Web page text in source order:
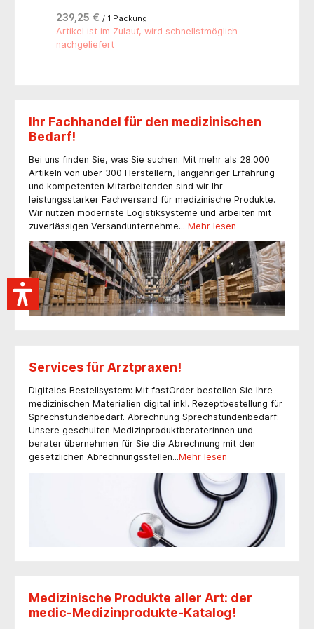
Polyamide können bis zu 10% Wasser binden
Nadeltyp: 3/8-kreisförmig, schneidende Nadel 18
mm.
132,66 € / 1 Packung
Artikel ist im Zulauf, wird schnellstmöglich
nachgeliefert
Ihr Fachhandel für den medizinischen
Bedarf!
Bei uns finden Sie, was Sie suchen. Mit mehr als 28.000
Artikeln von über 300 Herstellern, langjähriger Erfahrung
und kompetenten Mitarbeitenden sind wir Ihr
leistungsstarker Fachversand für medizinische Produkte.
Wir nutzen modernste Logistiksysteme und arbeiten mit
zuverlässigen Versandunternehme... Mehr lesen
Services für Arztpraxen!
Digitales Bestellsystem: Mit fastOrder bestellen Sie Ihre
medizinischen Materialien digital inkl. Rezeptbestellung für
Sprechstundenbedarf. Abrechnung Sprechstundenbedarf:
Unsere geschulten Medizinproduktberaterinnen und -
berater übernehmen für Sie die Abrechnung mit den
gesetzlichen Abrechnungsstellen...Mehr lesen
Medizinische Produkte aller Art: der
medic-Medizinprodukte-Katalog!